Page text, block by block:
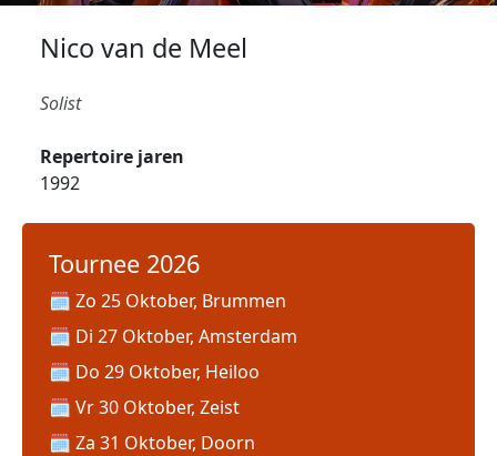
Tournee 2026
Zo 25 Oktober, Brummen
Di 27 Oktober, Amsterdam
Do 29 Oktober, Heiloo
Vr 30 Oktober, Zeist
Za 31 Oktober, Doorn
Nico van de Meel
Solist
Repertoire jaren
1992